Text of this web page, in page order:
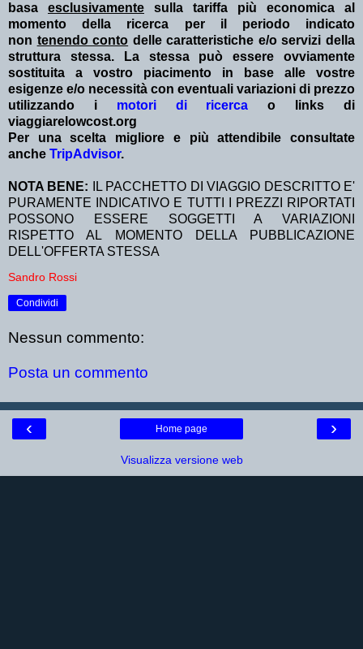
basa esclusivamente sulla tariffa più economica al
momento della ricerca per il periodo indicato
non tenendo conto delle caratteristiche e/o servizi della
struttura stessa. La stessa può essere ovviamente
sostituita a vostro piacimento in base alle vostre
esigenze e/o necessità con eventuali variazioni di prezzo
utilizzando i motori di ricerca o links di
viaggiarelowcost.org
Per una scelta migliore e più attendibile consultate
anche TripAdvisor.
NOTA BENE:
IL PACCHETTO DI VIAGGIO DESCRITTO E'
PURAMENTE INDICATIVO E TUTTI I PREZZI RIPORTATI
POSSONO ESSERE SOGGETTI A VARIAZIONI
RISPETTO AL MOMENTO DELLA PUBBLICAZIONE
DELL'OFFERTA STESSA
Sandro Rossi
Condividi
Nessun commento:
Posta un commento
‹ ›
Home page
Visualizza versione web